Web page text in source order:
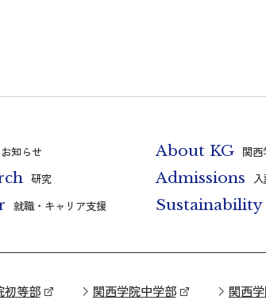
お知らせ About KG 関
研究 Admissions
就職・キャリア支援 Sustainability
初等部 関西学院中学部 関西